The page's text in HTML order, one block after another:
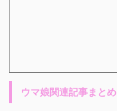
ウマ娘関連記事まとめ